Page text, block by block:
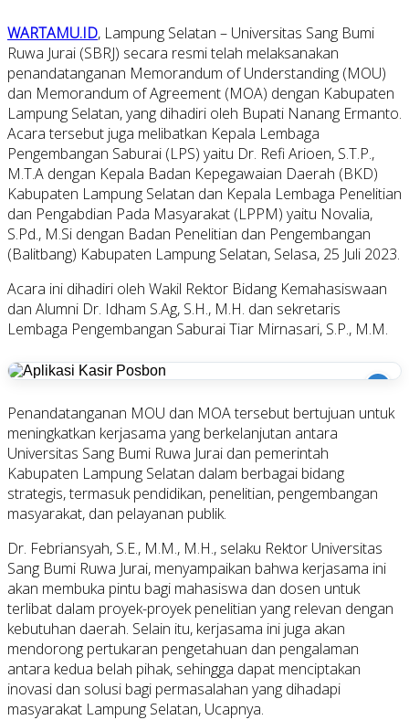
WARTAMU.ID, Lampung Selatan – Universitas Sang Bumi
Ruwa Jurai (SBRJ) secara resmi telah melaksanakan
penandatanganan Memorandum of Understanding (MOU)
dan Memorandum of Agreement (MOA) dengan Kabupaten
Lampung Selatan, yang dihadiri oleh Bupati Nanang Ermanto.
Acara tersebut juga melibatkan Kepala Lembaga
Pengembangan Saburai (LPS) yaitu Dr. Refi Arioen, S.T.P.,
M.T.A dengan Kepala Badan Kepegawaian Daerah (BKD)
Kabupaten Lampung Selatan dan Kepala Lembaga Penelitian
dan Pengabdian Pada Masyarakat (LPPM) yaitu Novalia,
S.Pd., M.Si dengan Badan Penelitian dan Pengembangan
(Balitbang) Kabupaten Lampung Selatan, Selasa, 25 Juli 2023.
Acara ini dihadiri oleh Wakil Rektor Bidang Kemahasiswaan
dan Alumni Dr. Idham S.Ag, S.H., M.H. dan sekretaris
Lembaga Pengembangan Saburai Tiar Mirnasari, S.P., M.M.
i
Penandatanganan MOU dan MOA tersebut bertujuan untuk
meningkatkan kerjasama yang berkelanjutan antara
Universitas Sang Bumi Ruwa Jurai dan pemerintah
Kabupaten Lampung Selatan dalam berbagai bidang
strategis, termasuk pendidikan, penelitian, pengembangan
masyarakat, dan pelayanan publik.
Dr. Febriansyah, S.E., M.M., M.H., selaku Rektor Universitas
Sang Bumi Ruwa Jurai, menyampaikan bahwa kerjasama ini
akan membuka pintu bagi mahasiswa dan dosen untuk
terlibat dalam proyek-proyek penelitian yang relevan dengan
kebutuhan daerah. Selain itu, kerjasama ini juga akan
mendorong pertukaran pengetahuan dan pengalaman
antara kedua belah pihak, sehingga dapat menciptakan
inovasi dan solusi bagi permasalahan yang dihadapi
masyarakat Lampung Selatan, Ucapnya.